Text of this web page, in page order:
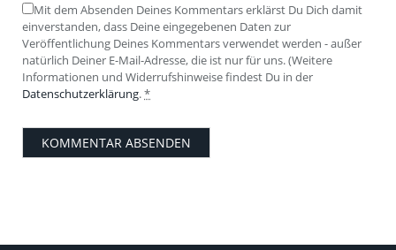
Mit dem Absenden Deines Kommentars erklärst Du Dich damit
einverstanden, dass Deine eingegebenen Daten zur
Veröffentlichung Deines Kommentars verwendet werden - außer
natürlich Deiner E-Mail-Adresse, die ist nur für uns. (Weitere
Informationen und Widerrufshinweise findest Du in der
Datenschutzerklärung.*